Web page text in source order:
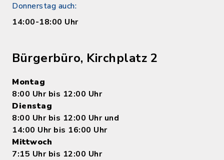
Donnerstag auch:
14:00-18:00 Uhr
Bürgerbüro, Kirchplatz 2
Montag
8:00 Uhr bis 12:00 Uhr
Dienstag
8:00 Uhr bis 12:00 Uhr und
14:00 Uhr bis 16:00 Uhr
Mittwoch
7:15 Uhr bis 12:00 Uhr